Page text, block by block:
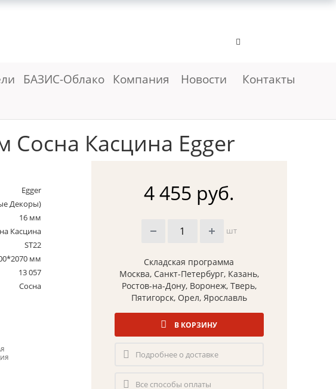
БАЗИС-Облако Компания Новости Контакты
Касцина Egger
Egger
Декоры)
16 мм
Касцина
ST22
мм
13 057
Сосна
4 455 руб.
шт
Складская программа
Москва, Санкт-Петербург, Казань,
Ростов-на-Дону, Воронеж, Тверь,
Пятигорск, Орел, Ярославль
В КОРЗИНУ
Подробнее о доставке
Все способы оплаты